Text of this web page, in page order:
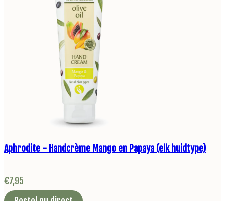
Aphrodite - Handcrème Mango en Papaya (elk huidtype)
€7,95